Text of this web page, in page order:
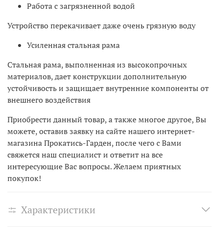
Работа с загрязненной водой
Устройство перекачивает даже очень грязную воду
Усиленная стальная рама
Стальная рама, выполненная из высокопрочных
материалов, дает конструкции дополнительную
устойчивость и защищает внутренние компоненты от
внешнего воздействия
Приобрести данный товар, а также многое другое, Вы
можете, оставив заявку на сайте нашего интернет-
магазина Прокатись-Гарден, после чего с Вами
свяжется наш специалист и ответит на все
интересующие Вас вопросы. Желаем приятных
покупок!
Характеристики